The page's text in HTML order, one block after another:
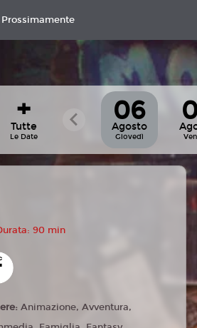
Prossimamente
+
Tutte
Le Date
06
Agosto
Giovedì
90 min
Animazione, Avventura,